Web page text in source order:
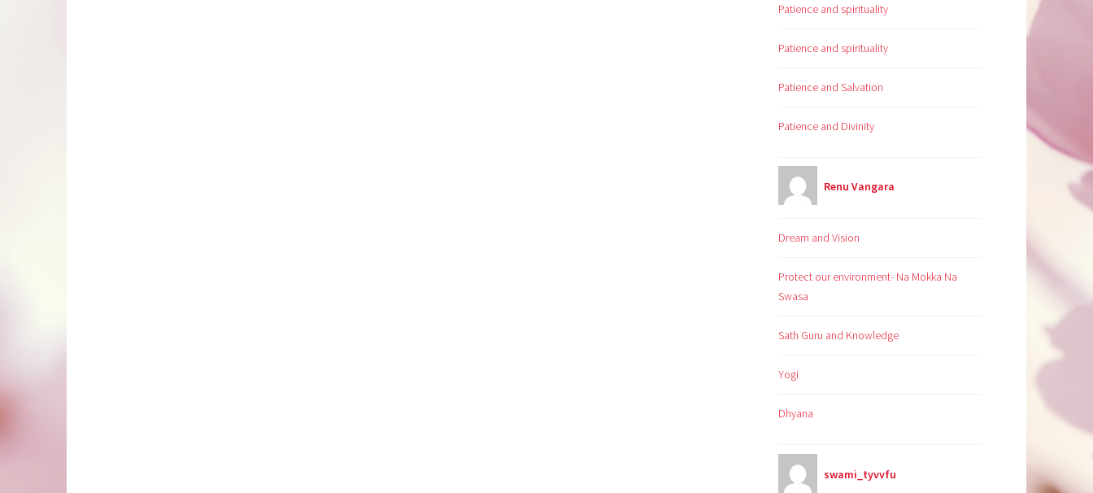
Patience and spirituality
Patience and spirituality
Patience and Salvation
Patience and Divinity
Renu Vangara
Dream and Vision
Protect our environment- Na Mokka Na
Swasa
Sath Guru and Knowledge
Yogi
Dhyana
swami_tyvvfu